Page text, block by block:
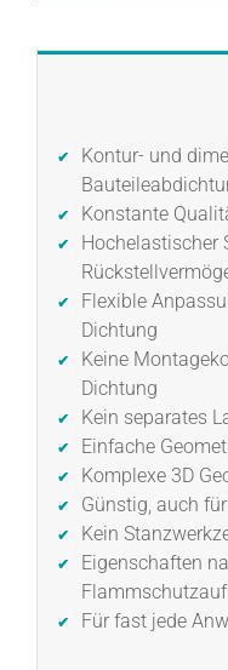
Kontur- und
Konstante
Hochelastischer
Flexible
Dichtung
Keine
Dichtung
Kein separates
Einfache
Komplexe 3D
Günstig, auch
Kein
Eigenschaften
Für fast jede